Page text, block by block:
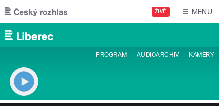
Přejít k hlavnímu obsahu
ŽIVĚ MENU
PROGRAM AUDIOARCHIV KAMERY